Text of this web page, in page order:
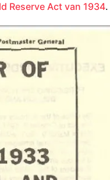
Reserve Act van 1934.